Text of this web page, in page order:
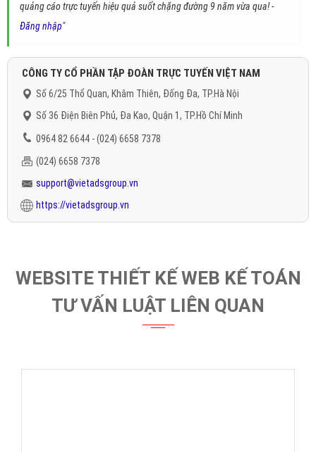
quảng cáo trực tuyến hiệu quả suốt chặng đường 9 năm vừa qua! -
Đăng nhập"
CÔNG TY CỔ PHẦN TẬP ĐOÀN TRỰC TUYẾN VIỆT NAM
Số 6/25 Thổ Quan, Khâm Thiên, Đống Đa, TP.Hà Nội
Số 36 Điện Biên Phủ, Đa Kao, Quận 1, TP.Hồ Chí Minh
0964 82 6644 - (024) 6658 7378
(024) 6658 7378
support@vietadsgroup.vn
https://vietadsgroup.vn
WEBSITE THIẾT KẾ WEB KẾ TOÁN
TƯ VẤN LUẬT LIÊN QUAN